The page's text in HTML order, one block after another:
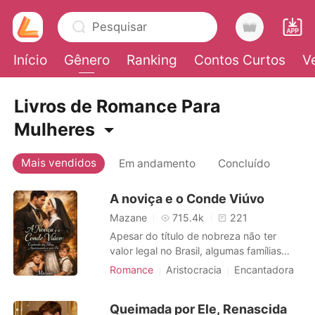
Pesquisar
Início Gênero Ranking Contos Curtos
Sair
Baixar App
Livros de Romance Para
Mulheres
Mais vendidos Em andamento Concluído
A noviça e o Conde Viúvo
Mazane 715.4k
221
Apesar do título de nobreza não ter
valor legal no Brasil, algumas famílias
ainda mantém suas tradições e
uma jovem professora e aspirante a
Romance Aristocracia
Encantadora
Crescimento do personagem
Queimada por Ele, Renascida